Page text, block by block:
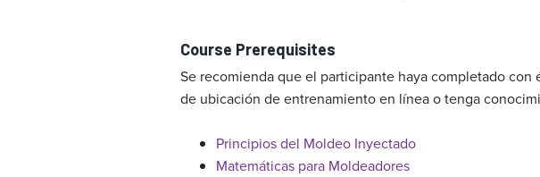
Course Prerequisites
Se recomienda que el participante haya completado
de ubicación de entrenamiento en línea o tenga
Principios del Moldeo Inyectado
Matemáticas para Moldeadores